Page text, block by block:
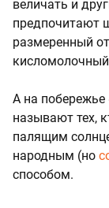
величать и
предпочитают
размеренный
А на
называют тех,
палящим
народным (но
способом.